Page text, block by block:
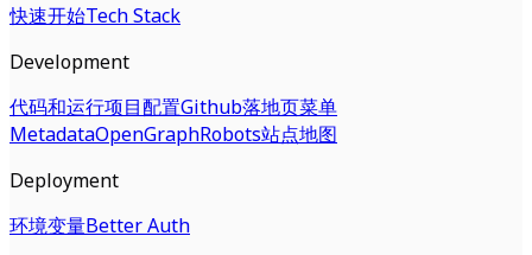
快速开始Tech Stack
Development
代码和运行项目配置Github落地页菜单
MetadataOpenGraphRobots站点地图
Deployment
环境变量Better Auth